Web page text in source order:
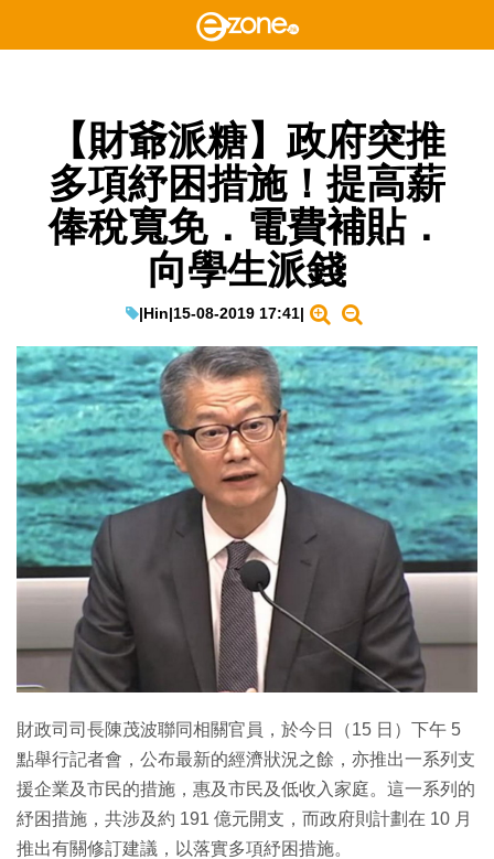
【財爺派糖】政府突推
多項紓困措施！提高薪
俸稅寬免．電費補貼．
向學生派錢
|Hin|15-08-2019 17:41|
財政司司長陳茂波聯同相關官員，於今日（15 日）下午 5
點舉行記者會，公布最新的經濟狀況之餘，亦推出一系列支
援企業及市民的措施，惠及市民及低收入家庭。這一系列的
紓困措施，共涉及約 191 億元開支，而政府則計劃在 10 月
推出有關修訂建議，以落實多項紓困措施。